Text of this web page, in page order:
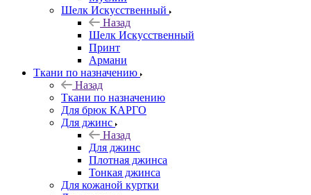
Шелк Искусственный
Назад
Шелк Искусственный
Принт
Армани
Ткани по назначению
Назад
Ткани по назначению
Для брюк КАРГО
Для джинс
Назад
Для джинс
Плотная джинса
Тонкая джинса
Для кожаной куртки